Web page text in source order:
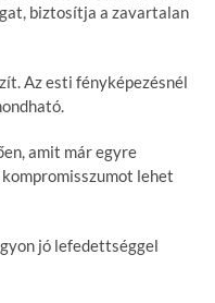
biztosítja a zavartalan
Az esti fényképezésnél
amit már egyre
lehet
jó lefedettséggel